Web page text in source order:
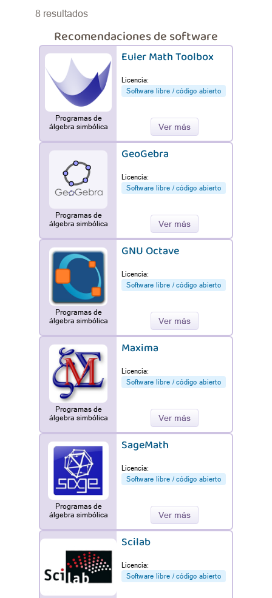
8 resultados
Recomendaciones de software
Programas de
álgebra simbólica
Euler Math Toolbox
Licencia:
Software libre / código abierto
Ver más
Programas de
álgebra simbólica
GeoGebra
Licencia:
Software libre / código abierto
Ver más
Programas de
álgebra simbólica
GNU Octave
Licencia:
Software libre / código abierto
Ver más
Programas de
álgebra simbólica
Maxima
Licencia:
Software libre / código abierto
Ver más
Programas de
álgebra simbólica
SageMath
Licencia:
Software libre / código abierto
Ver más
Scilab
Licencia:
Software libre / código abierto